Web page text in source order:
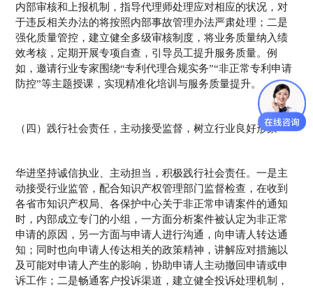
内部审核和上报机制，指导代理师处理应对相应的状况，对
于违反相关办法的将按照内部事故管理办法严肃处理；二是
强化质量管控，建立健全多级审核制度，将业务质量纳入绩
效考核，定期开展专项自查，引导员工提升服务质量。例
如，邀请行业专家围绕“专利代理合规实务”“非正常专利申请
防控”等主题授课，实现精准化培训与服务质量提升。
（四）践行社会责任，主动接受监督，树立行业良好形象
华进坚持诚信执业、主动担当，积极践行社会责任。一是主
动接受行业监管，配合知识产权管理部门监督检查，在收到
各省市知识产权局、各保护中心关于非正常申请案件的通知
时，内部成立专门的小组，一方面分析案件被认定为非正常
申请的原因，另一方面与申请人进行沟通，向申请人转达通
知；同时也向申请人传达相关的政策精神，讲解应对措施以
及可能对申请人产生的影响，协助申请人主动撤回申请或申
诉工作；二是畅通客户投诉渠道，建立健全投诉处理机制，